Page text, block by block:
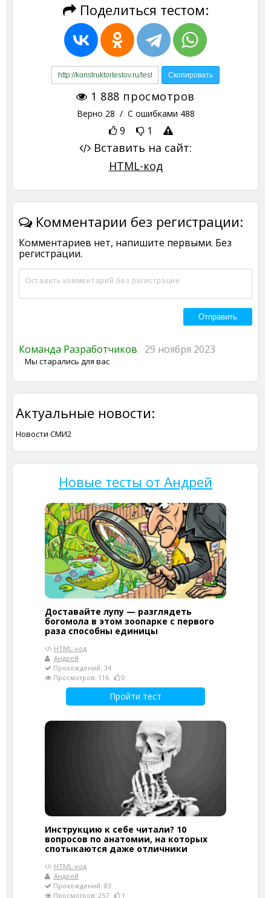
Поделиться тестом:
1 888 просмотров
Верно 28 / С ошибками 488
9 1
Вставить на сайт:
HTML-код
Комментарии без регистрации:
Комментариев нет, напишите первыми. Без
регистрации.
Команда Разработчиков 29 ноября 2023
Мы старались для вас
Актуальные новости:
Новости СМИ2
Новые тесты от Андрей
Доставайте лупу — разглядеть
богомола в этом зоопарке с первого
раза способны единицы
HTML-код
Андрей
Прохождений: 34
Просмотров: 116
0
Пройти тест
Инструкцию к себе читали? 10
вопросов по анатомии, на которых
спотыкаются даже отличники
HTML-код
Андрей
Прохождений: 83
Просмотров: 257
1